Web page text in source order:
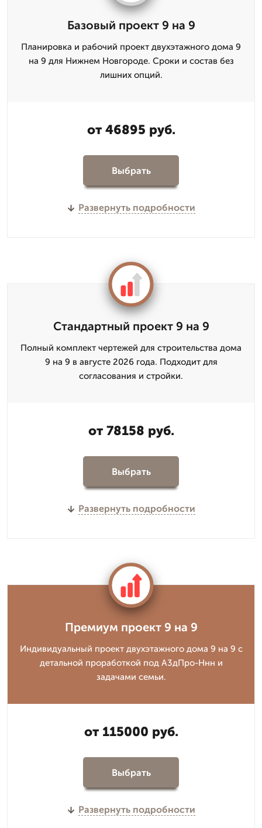
Базовый проект 9 на 9
Планировка и рабочий проект двухэтажного дома 9
на 9 для Нижнем Новгороде. Сроки и состав без
лишних опций.
от 46895 руб.
Выбрать
Развернуть подробности
Стандартный проект 9 на 9
Полный комплект чертежей для строительства дома
9 на 9 в августе 2026 года. Подходит для
согласования и стройки.
от 78158 руб.
Выбрать
Развернуть подробности
Премиум проект 9 на 9
Индивидуальный проект двухэтажного дома 9 на 9 с
детальной проработкой под А3дПро-Ннн и
задачами семьи.
от 115000 руб.
Выбрать
Развернуть подробности